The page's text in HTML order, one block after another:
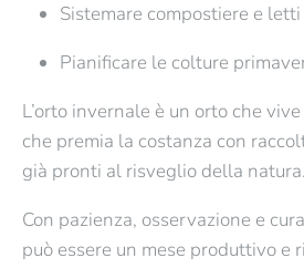
Sistemare compostiere e
Pianificare le colture
L’orto invernale è un orto che
che premia la costanza con
già pronti al risveglio della natura.
Con pazienza, osservazione e
può essere un mese produttivo e